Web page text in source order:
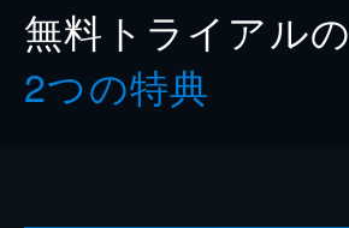
無料トライアルの
2つの特典